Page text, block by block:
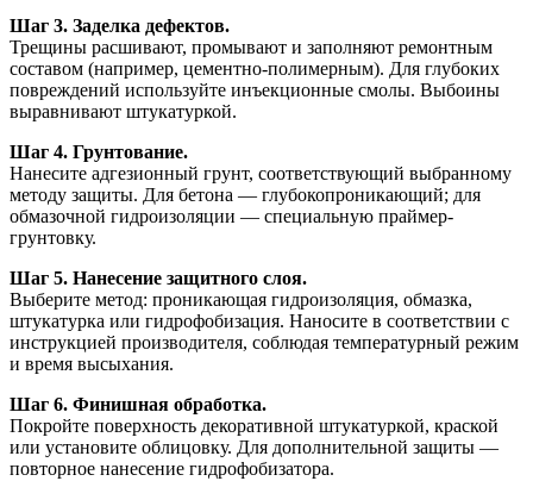
Шаг 3. Заделка дефектов.
Трещины расшивают, промывают и заполняют ремонтным
составом (например, цементно-полимерным). Для глубоких
повреждений используйте инъекционные смолы. Выбоины
выравнивают штукатуркой.
Шаг 4. Грунтование.
Нанесите адгезионный грунт, соответствующий выбранному
методу защиты. Для бетона — глубокопроникающий; для
обмазочной гидроизоляции — специальную праймер-
грунтовку.
Шаг 5. Нанесение защитного слоя.
Выберите метод: проникающая гидроизоляция, обмазка,
штукатурка или гидрофобизация. Наносите в соответствии с
инструкцией производителя, соблюдая температурный режим
и время высыхания.
Шаг 6. Финишная обработка.
Покройте поверхность декоративной штукатуркой, краской
или установите облицовку. Для дополнительной защиты —
повторное нанесение гидрофобизатора.